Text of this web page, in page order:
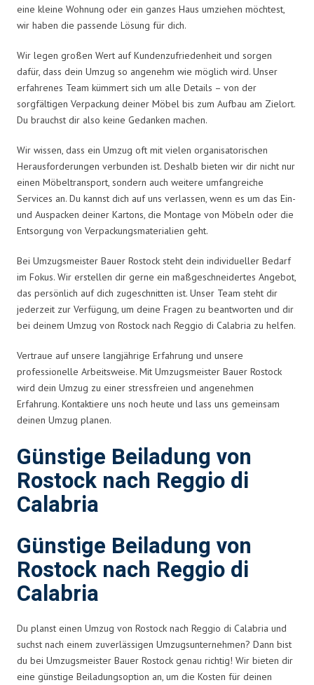
eine kleine Wohnung oder ein ganzes Haus umziehen möchtest,
wir haben die passende Lösung für dich.
Wir legen großen Wert auf Kundenzufriedenheit und sorgen
dafür, dass dein Umzug so angenehm wie möglich wird. Unser
erfahrenes Team kümmert sich um alle Details – von der
sorgfältigen Verpackung deiner Möbel bis zum Aufbau am Zielort.
Du brauchst dir also keine Gedanken machen.
Wir wissen, dass ein Umzug oft mit vielen organisatorischen
Herausforderungen verbunden ist. Deshalb bieten wir dir nicht nur
einen Möbeltransport, sondern auch weitere umfangreiche
Services an. Du kannst dich auf uns verlassen, wenn es um das Ein-
und Auspacken deiner Kartons, die Montage von Möbeln oder die
Entsorgung von Verpackungsmaterialien geht.
Bei Umzugsmeister Bauer Rostock steht dein individueller Bedarf
im Fokus. Wir erstellen dir gerne ein maßgeschneidertes Angebot,
das persönlich auf dich zugeschnitten ist. Unser Team steht dir
jederzeit zur Verfügung, um deine Fragen zu beantworten und dir
bei deinem Umzug von Rostock nach Reggio di Calabria zu helfen.
Vertraue auf unsere langjährige Erfahrung und unsere
professionelle Arbeitsweise. Mit Umzugsmeister Bauer Rostock
wird dein Umzug zu einer stressfreien und angenehmen
Erfahrung. Kontaktiere uns noch heute und lass uns gemeinsam
deinen Umzug planen.
Günstige Beiladung von
Rostock nach Reggio di
Calabria
Günstige Beiladung von
Rostock nach Reggio di
Calabria
Du planst einen Umzug von Rostock nach Reggio di Calabria und
suchst nach einem zuverlässigen Umzugsunternehmen? Dann bist
du bei Umzugsmeister Bauer Rostock genau richtig! Wir bieten dir
eine günstige Beiladungsoption an, um die Kosten für deinen